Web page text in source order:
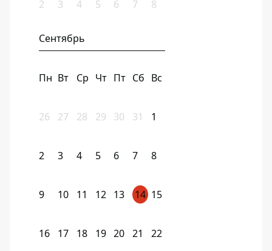
2 3 4 5 6 7 8
Сентябрь
Пн Вт Ср Чт Пт Сб Вс
26 27 28 29 30 31 1
2 3 4 5 6 7 8
9 10 11 12 13 14 15
16 17 18 19 20 21 22